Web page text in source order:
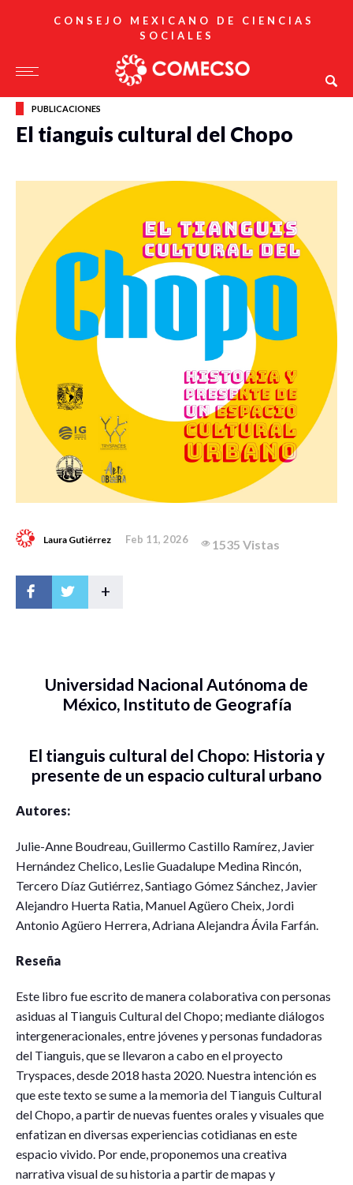
CONSEJO MEXICANO DE CIENCIAS
SOCIALES
PUBLICACIONES
El tianguis cultural del Chopo
Laura Gutiérrez Feb 11, 2026 1535 Vistas
+
Universidad Nacional Autónoma de
México, Instituto de Geografía
El tianguis cultural del Chopo: Historia y
presente de un espacio cultural urbano
Autores:
Julie-Anne Boudreau, Guillermo Castillo Ramírez, Javier
Hernández Chelico, Leslie Guadalupe Medina Rincón,
Tercero Díaz Gutiérrez,Santiago Gómez Sánchez, Javier
Alejandro Huerta Ratia, Manuel Agüero Cheix, Jordi
Antonio Agüero Herrera,Adriana Alejandra Ávila Farfán.
Reseña
Este libro fue escrito de manera colaborativa con personas
asiduas al Tianguis Cultural del Chopo; mediante diálogos
intergeneracionales, entre jóvenes y personas fundadoras
del Tianguis, que se llevaron a cabo en el proyecto
Tryspaces, desde 2018 hasta 2020. Nuestra intención es
que este texto se sume a la memoria del Tianguis Cultural
del Chopo, a partir de nuevas fuentes orales y visuales que
enfatizan en diversas experiencias cotidianas en este
espacio vivido. Por ende, proponemos una creativa
narrativa visual de su historia a partir de mapas y